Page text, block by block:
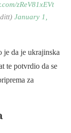
zReV81xEVt
January 1,
je da je ukrajinska
te potvrdio da se
za